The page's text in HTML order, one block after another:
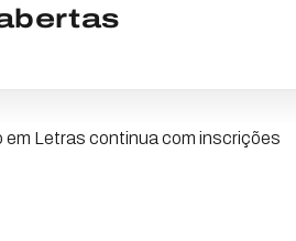
em Letras continua com inscrições